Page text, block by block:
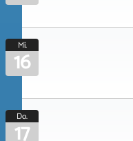
Mi.
16
Do.
17